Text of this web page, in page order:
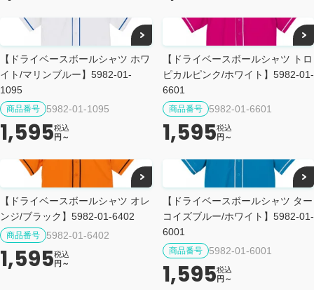
【ドライベースボールシャツ ホワ
イト/マリンブルー】5982-01-
1095
商品番号 5982-01-1095
1,595税込
円～
【ドライベースボールシャツ トロ
ピカルピンク/ホワイト】5982-01-
6601
商品番号 5982-01-6601
1,595税込
円～
【ドライベースボールシャツ オレ
ンジ/ブラック】5982-01-6402
商品番号 5982-01-6402
1,595税込
円～
【ドライベースボールシャツ ター
コイズブルー/ホワイト】5982-01-
6001
商品番号 5982-01-6001
1,595税込
円～